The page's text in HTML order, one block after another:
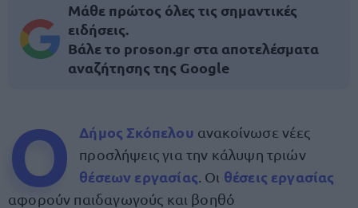
Μάθε πρώτος όλες τις σημαντικές
ειδήσεις.
Βάλε το proson.gr στα αποτελέσματα
αναζήτησης της Google
Ο Δήμος Σκόπελου ανακοίνωσε νέες
προσλήψεις για την κάλυψη τριών
θέσεων εργασίας . Οι θέσεις εργασίας
αφορούν παιδαγωγούς και βοηθό